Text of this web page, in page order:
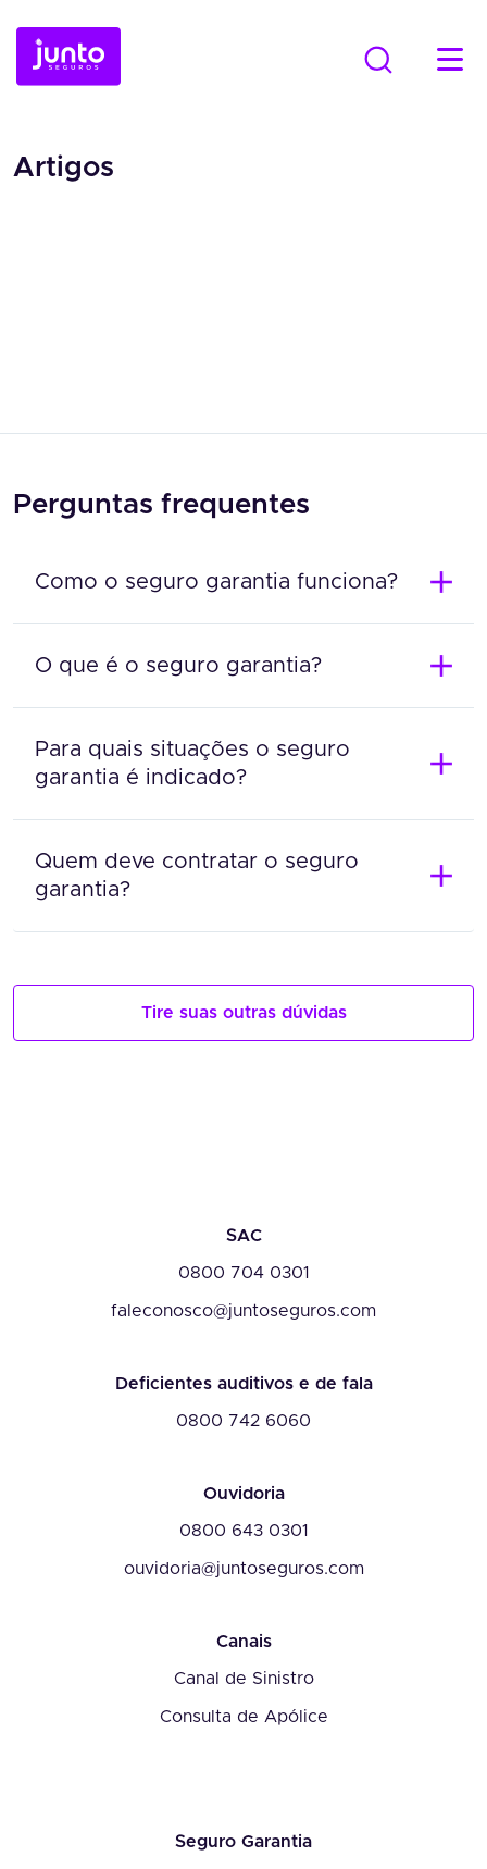
Artigos
Perguntas frequentes
Como o seguro garantia funciona?
O que é o seguro garantia?
Para quais situações o seguro
garantia é indicado?
Quem deve contratar o seguro
garantia?
Tire suas outras dúvidas
SAC
0800 704 0301
faleconosco@juntoseguros.com
Deficientes auditivos e de fala
0800 742 6060
Ouvidoria
0800 643 0301
ouvidoria@juntoseguros.com
Canais
Canal de Sinistro
Consulta de Apólice
Seguro Garantia